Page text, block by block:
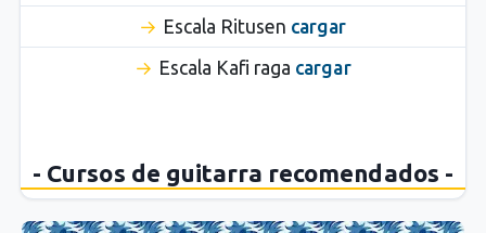
Escala Ritusen cargar
Escala Kafi raga cargar
- Cursos de guitarra recomendados -